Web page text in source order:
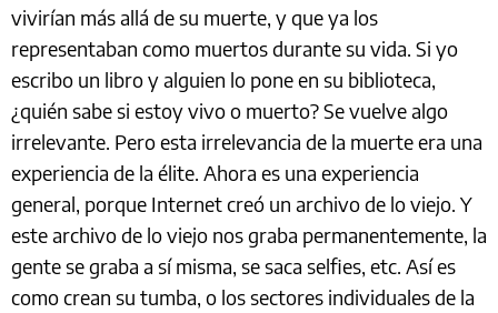
vivirían más allá de su muerte, y que ya los
representaban como muertos durante su vida. Si yo
escribo un libro y alguien lo pone en su biblioteca,
¿quién sabe si estoy vivo o muerto? Se vuelve algo
irrelevante. Pero esta irrelevancia de la muerte era una
experiencia de la élite. Ahora es una experiencia
general, porque Internet creó un archivo de lo viejo. Y
este archivo de lo viejo nos graba permanentemente, la
gente se graba a sí misma, se saca selfies, etc. Así es
como crean su tumba, o los sectores individuales de la